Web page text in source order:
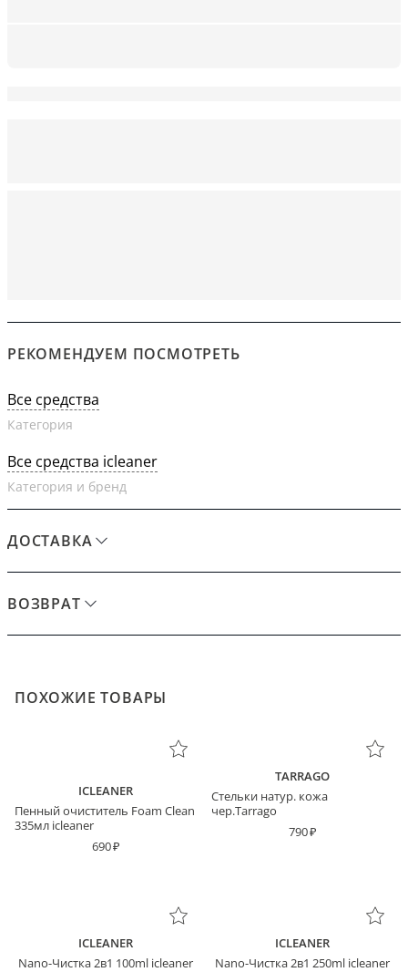
РЕКОМЕНДУЕМ ПОСМОТРЕТЬ
Все средства
Категория
Все средства icleaner
Категория и бренд
ДОСТАВКА
ВОЗВРАТ
ПОХОЖИЕ ТОВАРЫ
ICLEANER
Пенный очиститель Foam Clean
335мл icleaner
690
TARRAGO
Стельки натур. кожа
чер.Tarrago
790
ICLEANER
Nano-Чистка 2в1 100ml icleaner
ICLEANER
Nano-Чистка 2в1 250ml icleaner